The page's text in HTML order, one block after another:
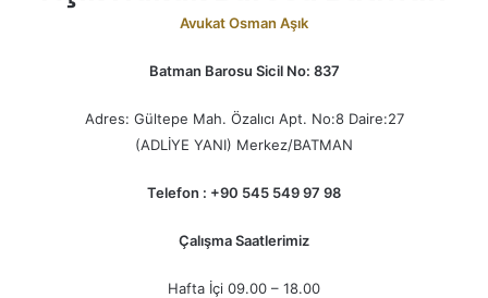
Avukat Osman Aşık
Batman Barosu Sicil No: 837
Adres: Gültepe Mah. Özalıcı Apt. No:8 Daire:27
(ADLİYE YANI) Merkez/BATMAN
Telefon : +90 545 549 97 98
Çalışma Saatlerimiz
Hafta İçi 09.00 – 18.00